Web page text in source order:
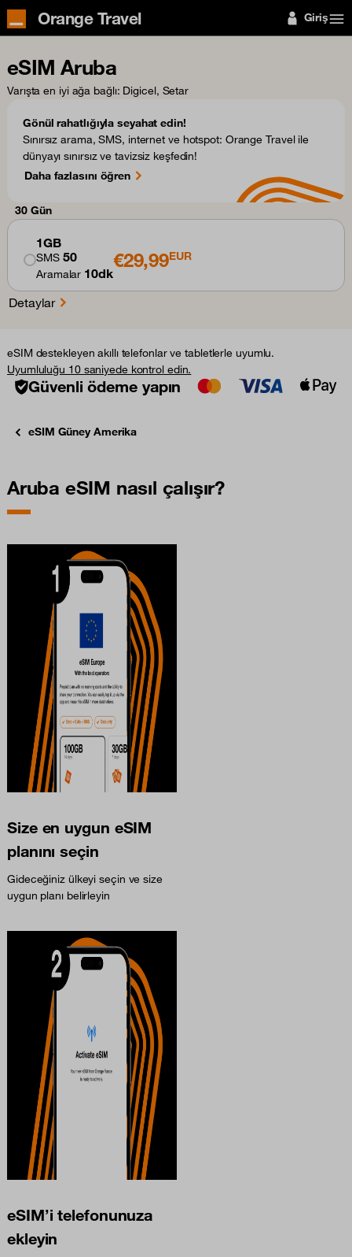
Orange Travel Giriş
eSIM Aruba
Varışta en iyi ağa bağlı: Digicel, Setar
Gönül rahatlığıyla seyahat edin!
Sınırsız arama, SMS, internet ve hotspot: Orange Travel ile
dünyayı sınırsız ve tavizsiz keşfedin!
Daha fazlasını öğren
30 Gün
1GB
SMS 50
Aramalar 10dk
€29,99EUR
Detaylar
eSIM destekleyen akıllı telefonlar ve tabletlerle uyumlu.
Uyumluluğu 10 saniyede kontrol edin.
Güvenli ödeme yapın
eSIM Güney Amerika
Aruba eSIM nasıl çalışır?
Size en uygun eSIM
planını seçin
Gideceğiniz ülkeyi seçin ve size
uygun planı belirleyin
eSIM’i telefonunuza
ekleyin